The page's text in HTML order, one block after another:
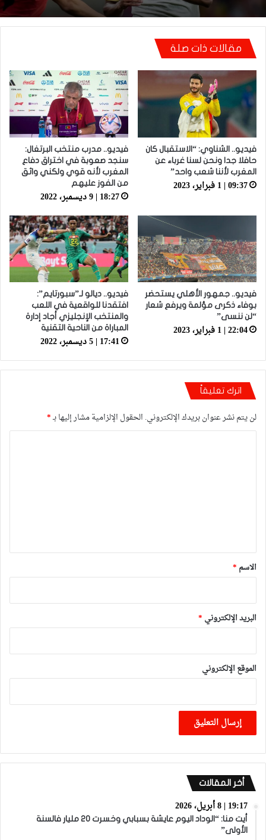
يامال: أنا مسلم وأرفض تحويل ديني إلى أداة
فيديو.. لحظة اجتياح الجمهور الجزائري لأرضية
مقالات ذات صلة
فيديو.. الشناوي: “الاستقبال كان
حافلا جدا ونحن لسنا غرباء عن
المغرب لأننا شعب واحد”
09:37 | 1 فبراير، 2023
فيديو.. مدرب ⁧‫منتخب البرتغال‬⁩:
سنجد صعوبة في اختراق دفاع
المغرب لأنه قوي ولكني واثق
من الفوز عليهم
18:27 | 9 ديسمبر، 2022
فيديو.. جمهور الأهلي يستحضر
بوفاء ذكرى مؤلمة ويرفع شعار
“لن ننسى”
22:04 | 1 فبراير، 2023
فيديو.. ديالو لـ”سبورتايم”:
افتقدنا للواقعية في اللعب
والمنتخب الإنجليزي أجاد إدارة
المباراة من الناحية التقنية
17:41 | 5 ديسمبر، 2022
اترك تعليقاً
لن يتم نشر عنوان بريدك الإلكتروني. الحقول الإلزامية مشار إليها بـ*
*
الاسم *
البريد الإلكتروني *
الموقع الإلكتروني
أخر المقالات
19:17 | 8 أبريل، 2026
أيت منا: “الوداد اليوم عايشة بسبابي وخسرت 20 مليار فالسنة
الأولى”